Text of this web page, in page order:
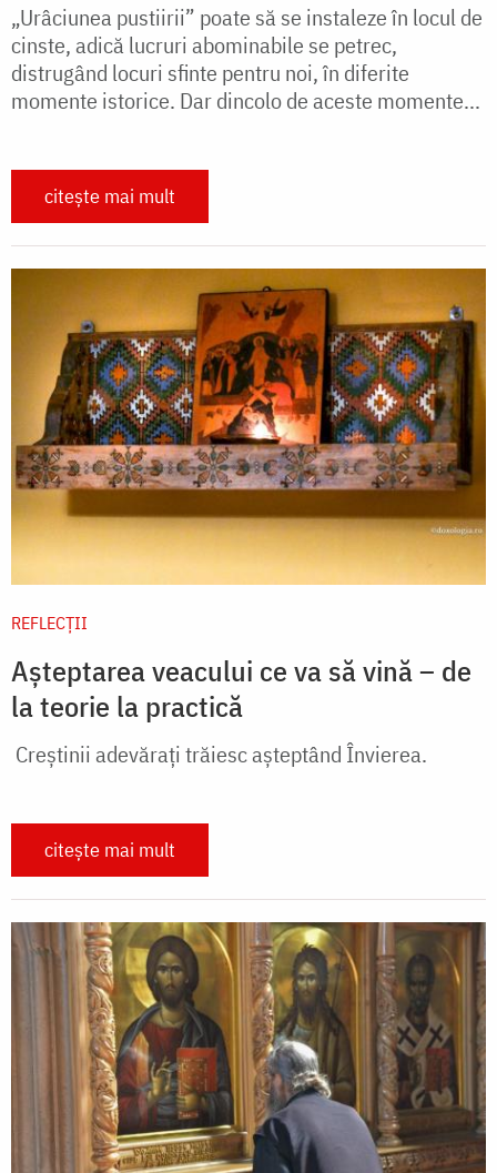
„Urâciunea pustiirii” poate să se instaleze în locul de
cinste, adică lucruri abominabile se petrec,
distrugând locuri sfinte pentru noi, în diferite
momente istorice. Dar dincolo de aceste momente...
citește mai mult
REFLECȚII
Așteptarea veacului ce va să vină – de
la teorie la practică
Creștinii adevărați trăiesc așteptând Învierea.
citește mai mult